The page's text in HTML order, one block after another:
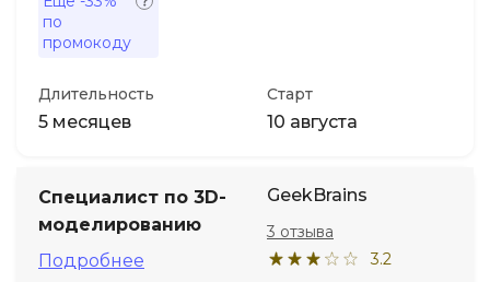
по
промокоду
Длительность
5 месяцев
Старт
10 августа
Специалист по 3D-
моделированию
Подробнее
GeekBrains
3.2
3 отзыва